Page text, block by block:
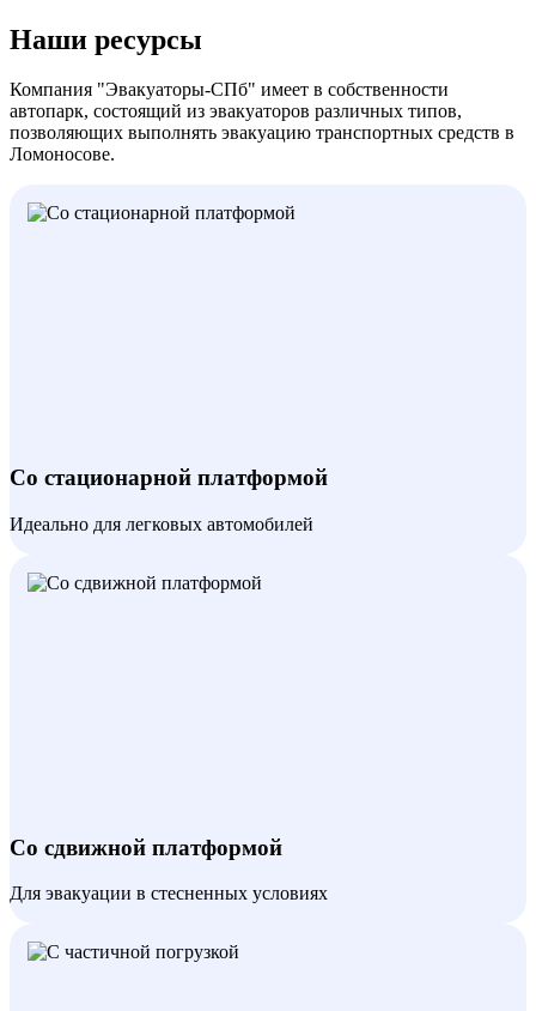
Наши ресурсы
Компания "Эвакуаторы-СПб" имеет в собственности
автопарк, состоящий из эвакуаторов различных типов,
позволяющих выполнять эвакуацию транспортных средств в
Ломоносове.
Со стационарной платформой
Идеально для легковых автомобилей
Со сдвижной платформой
Для эвакуации в стесненных условиях